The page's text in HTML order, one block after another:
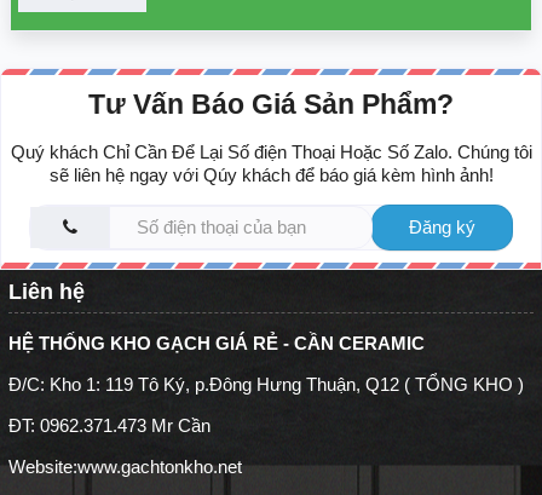
Gạch giả vân gỗ ốp tường
- Đây là sự lựa chọn hoàn hảo nhất cho mọi không gian của ngôi
nhà bao gồm cả nội thất và ngoại thất.
Tư Vấn Báo Giá Sản Phẩm?
Quý khách Chỉ Cần Để Lại Số điện Thoại Hoặc Số Zalo. Chúng tôi
sẽ liên hệ ngay với Qúy khách để báo giá kèm hình ảnh!
Đăng ký
Liên hệ
HỆ THỐNG KHO GẠCH GIÁ RẺ - CẦN CERAMIC
Đ/C: Kho 1: 119 Tô Ký, p.Đông Hưng Thuận, Q12 ( TỔNG KHO )
ĐT: 0962.371.473 Mr Cần
Website:www.gachtonkho.net